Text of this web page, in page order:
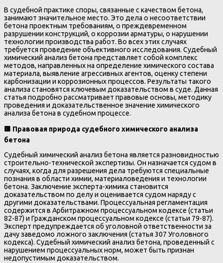
В судебной практике споры, связанные с качеством бетона,
занимают значительное место. Это дела о несоответствии
бетона проектным требованиям, о преждевременном
разрушении конструкций, о коррозии арматуры, о нарушении
технологии производства работ. Во всех этих случаях
требуется проведение объективного исследования. Судебный
химический анализ бетона представляет собой комплекс
методов, направленных на определение химического состава
материала, выявление агрессивных агентов, оценку степени
карбонизации и коррозионных процессов. Результаты такого
анализа становятся ключевым доказательством в суде. Данная
статья подробно рассматривает правовые основы, методику
проведения и доказательственное значение химического
анализа бетона в судебном процессе.
🟨 Правовая природа судебного химического анализа
бетона
Судебный химический анализ бетона является разновидностью
строительно-технической экспертизы. Он назначается судом в
случаях, когда для разрешения дела требуются специальные
познания в области химии, материаловедения и технологии
бетона. Заключение эксперта-химика становится
доказательством по делу и оценивается судом наряду с
другими доказательствами. Процессуальная регламентация
содержится в Арбитражном процессуальном кодексе (статьи
82-87) и Гражданском процессуальном кодексе (статьи 79-87).
Эксперт предупреждается об уголовной ответственности за
дачу заведомо ложного заключения (статья 307 Уголовного
кодекса). Судебный химический анализ бетона, проведенный с
нарушением процессуальных норм, может быть признан
недопустимым доказательством.